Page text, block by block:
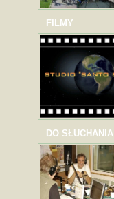
FILMY
DO SŁUCHANIA